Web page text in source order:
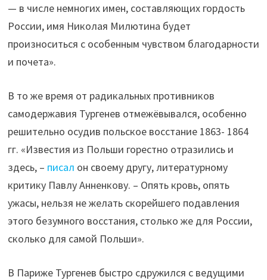
— в числе немногих имен, составляющих гордость
России, имя Николая Милютина будет
произноситься с особенным чувством благодарности
и почета».
В то же время от радикальных противников
самодержавия Тургенев отмежёвывался, особенно
решительно осудив польское восстание 1863- 1864
гг. «Известия из Польши горестно отразились и
здесь, – писал он своему другу, литературному
критику Павлу Анненкову. – Опять кровь, опять
ужасы, нельзя не желать скорейшего подавления
этого безумного восстания, столько же для России,
сколько для самой Польши».
В Париже Тургенев быстро сдружился с ведущими